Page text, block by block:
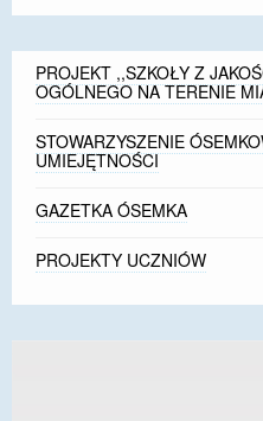
PROJEKT ,,SZKOŁY Z
OGÓLNEGO NA TERENIE
STOWARZYSZENIE
UMIEJĘTNOŚCI
GAZETKA ÓSEMKA
PROJEKTY UCZNIÓW